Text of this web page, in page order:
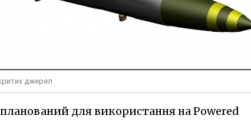
джерел
для використання на Powered